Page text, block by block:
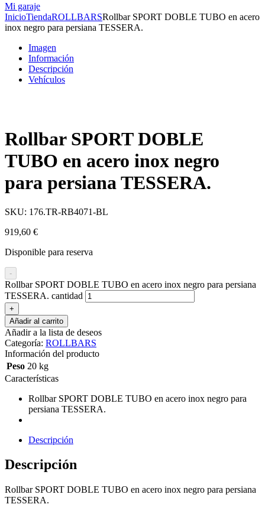
Mi garaje
InicioTiendaROLLBARSRollbar SPORT DOBLE TUBO en acero
inox negro para persiana TESSERA.
Imagen
Información
Descripción
Vehículos
Rollbar SPORT DOBLE
TUBO en acero inox negro
para persiana TESSERA.
SKU: 176.TR-RB4071-BL
919,60 €
Disponible para reserva
-
Rollbar SPORT DOBLE TUBO en acero inox negro para persiana
TESSERA. cantidad
+
Añadir al carrito
Añadir a la lista de deseos
Categoría: ROLLBARS
Información del producto
Peso 20 kg
Características
Rollbar SPORT DOBLE TUBO en acero inox negro para
persiana TESSERA.
Descripción
Descripción
Rollbar SPORT DOBLE TUBO en acero inox negro para persiana
TESSERA.